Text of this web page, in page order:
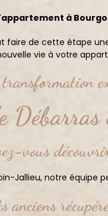
à Bourgoin-
de cette étape
vie à votre
vous
Jallieu, notre équipe
anciens